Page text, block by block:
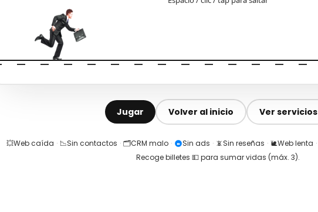
Jugar Volver al inicio Ver servicios
💥Web caída · 📉Sin contactos · 🗂️CRM malo · Sin ads · 📵Sin reseñas · 🐌Web lenta ·
Recoge billetes 💵 para sumar vidas (máx. 3).